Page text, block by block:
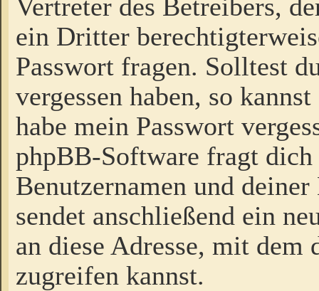
Vertreter des Betreibers,
ein Dritter
Passwort fragen. Solltest
vergessen haben, so
habe mein Passwort
phpBB-Software fragt dich
Benutzernamen und
sendet anschließend ein
an diese Adresse, mit dem
zugreifen kannst.